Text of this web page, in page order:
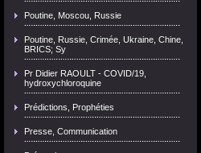
Poutine, Moscou, Russie
Poutine, Russie, Crimée, Ukraine, Chine,
BRICS; Sy
Pr Didier RAOULT - COVID/19,
hydroxychloroquine
Prédictions, Prophéties
Presse, Communication